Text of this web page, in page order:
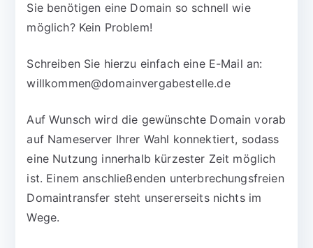
Sie benötigen eine Domain so schnell wie
möglich? Kein Problem!
Schreiben Sie hierzu einfach eine E-Mail an:
willkommen@domainvergabestelle.de
Auf Wunsch wird die gewünschte Domain vorab
auf Nameserver Ihrer Wahl konnektiert, sodass
eine Nutzung innerhalb kürzester Zeit möglich
ist. Einem anschließenden unterbrechungsfreien
Domaintransfer steht unsererseits nichts im
Wege.